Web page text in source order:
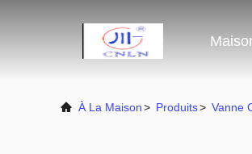
À La Maison> Produits> Vanne